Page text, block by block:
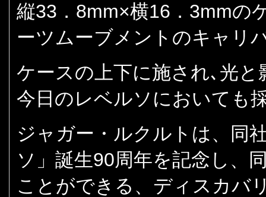
縦33．8mm×横16．3mmの
ーツムーブメントのキャリ
ケースの上下に施され､光
今日のレベルソにおいても
ジャガー・ルクルトは、同
ソ」誕生90周年を記念し、
ことができる、ディスカバ